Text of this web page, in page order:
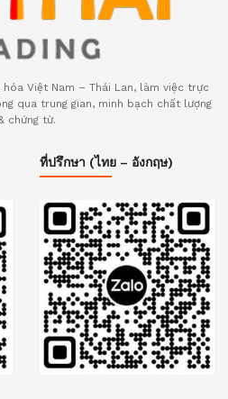
hóa Việt Nam – Thái Lan, làm việc trực
qua trung gian, minh bạch chất lượng
chứng từ.
ที่ปรึกษา (ไทย – อังกฤษ)